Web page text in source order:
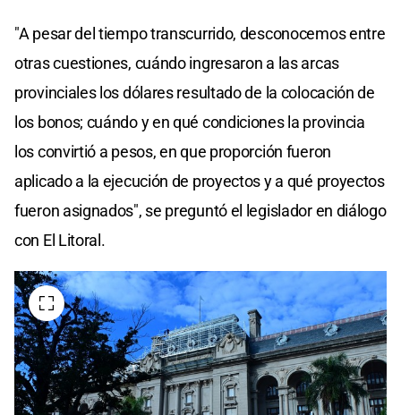
"A pesar del tiempo transcurrido, desconocemos entre
otras cuestiones, cuándo ingresaron a las arcas
provinciales los dólares resultado de la colocación de
los bonos; cuándo y en qué condiciones la provincia
los convirtió a pesos, en que proporción fueron
aplicado a la ejecución de proyectos y a qué proyectos
fueron asignados", se preguntó el legislador en diálogo
con El Litoral.